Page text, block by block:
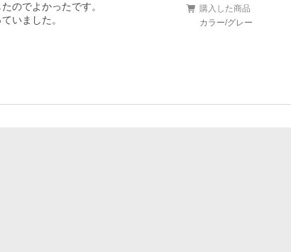
のでよかったです。
いました。
購入した商品
カラー/グレー